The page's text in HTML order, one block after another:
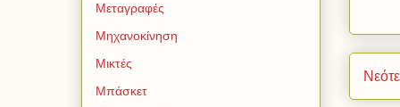
Μεταγραφές
Μηχανοκίνηση
Μικτές
Μπάσκετ